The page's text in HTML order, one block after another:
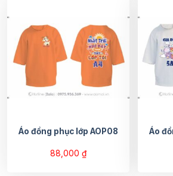
Áo đồng phục lớp AOP08
88,000 ₫
Áo